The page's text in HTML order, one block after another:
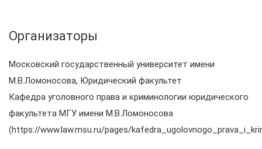
Организаторы
Московский государственный университет имени
М.В.Ломоносова, Юридический факультет
Кафедра уголовного права и криминологии юридического
факультета МГУ имени М.В.Ломоносова
(https://www.law.msu.ru/pages/